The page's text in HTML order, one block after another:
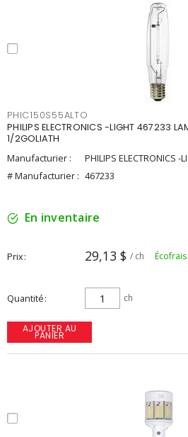
PHIC150S55ALTO
PHILIPS ELECTRONICS -LIGHT 467233
1/2GOLIATH
Manufacturier :
PHILIPS ELECTRONICS -
# Manufacturier : 467233
En inventaire
Prix 29,13 $ / ch Écofrais
Quantité ch
AJOUTER AU
PANIER